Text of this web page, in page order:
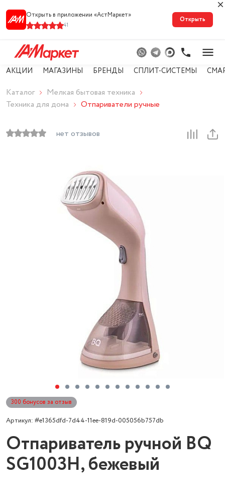
Открыть в приложении «АстМарке‪т‬»
41
Открыть
АКЦИИ МАГАЗИНЫ БРЕНДЫ СПЛИТ-СИСТЕМЫ
Каталог
Мелкая бытовая техника
Техника для дома
Отпариватели ручные
нет отзывов
300 бонусов за отзыв
Артикул: #e1365dfd-7d44-11ee-819d-005056b757db
Отпариватель ручной BQ
SG1003H, бежевый